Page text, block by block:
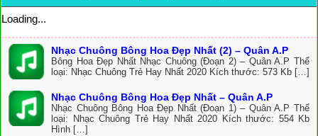
Loading...
Nhạc Chuông Bông Hoa Đẹp Nhất (2) – Quân A.P
Bông Hoa Đẹp Nhất Nhạc Chuông (Đoạn 2) – Quân A.P Thể
loại: Nhạc Chuông Trẻ Hay Nhất 2020 Kích thước: 573 Kb […]
Nhạc Chuông Bông Hoa Đẹp Nhất – Quân A.P
Nhạc Chuông Bông Hoa Đẹp Nhất (Đoạn 1) – Quân A.P Thể
loại: Nhạc Chuông Trẻ Hay Nhất 2020 Kích thước: 554 Kb
Hình […]